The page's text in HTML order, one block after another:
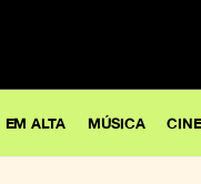
EM ALTA MÚSICA